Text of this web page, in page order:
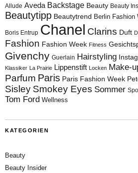
Allude Aveda Backstage Beauty Beauty
Beautytipp Beautytrend Berlin Fashion
Boris Entrup Chanel Clarins Duft
Fashion Fashion Week Fitness
Givenchy Guerlain Hairstyling
Klassiker La Prairie Lippenstift Locken Make-
Parfum Paris Paris Fashion Week
Sisley Smokey Eyes Sommer
Tom Ford Wellness
KATEGORIEN
Beauty
Beauty Insider